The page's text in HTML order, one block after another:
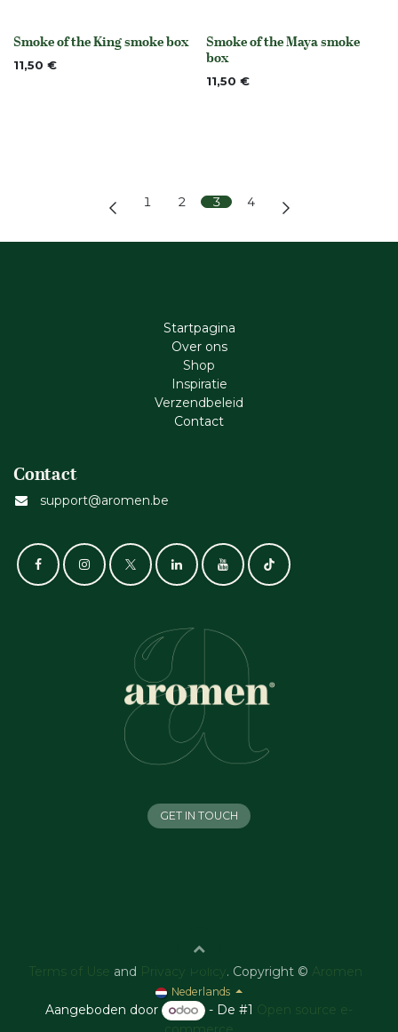
None
Smoke of the King smoke box
11,50 € None
Smoke of the Maya smoke
box
11,50 €
1 2 3 4
Startpagina
Ove​r​ ons
Shop
Inspiratie
Verzendbeleid
Cont​act
Contact
support@aromen.be
GET IN TOUCH
Terms of Use and Privacy Policy . Copyright © Aromen
Nederlands
Aangeboden door - De #1 Open source e-